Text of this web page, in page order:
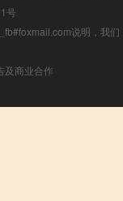
号
说明，我们
及商业合作